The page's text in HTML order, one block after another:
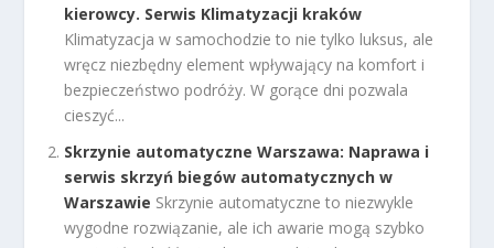
kierowcy. Serwis Klimatyzacji kraków
Klimatyzacja w samochodzie to nie tylko luksus, ale
wręcz niezbędny element wpływający na komfort i
bezpieczeństwo podróży. W gorące dni pozwala
cieszyć...
Skrzynie automatyczne Warszawa: Naprawa i
serwis skrzyń biegów automatycznych w
Warszawie Skrzynie automatyczne to niezwykle
wygodne rozwiązanie, ale ich awarie mogą szybko